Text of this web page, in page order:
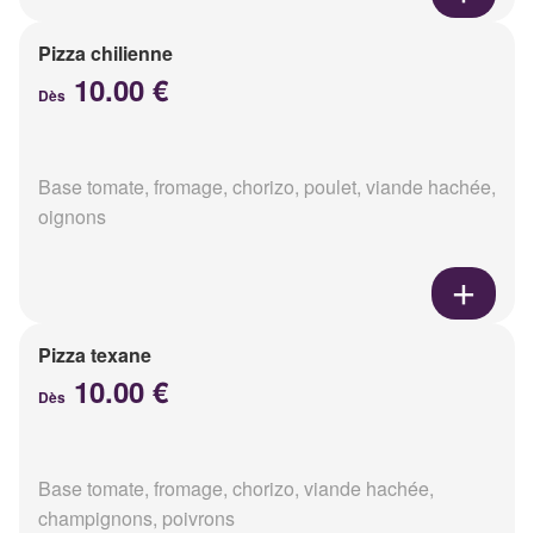
Pizza chilienne
Dès 10.00 €
Base tomate, fromage, chorizo, poulet, viande hachée,
oignons
Pizza texane
Dès 10.00 €
Base tomate, fromage, chorizo, viande hachée,
champignons, poivrons